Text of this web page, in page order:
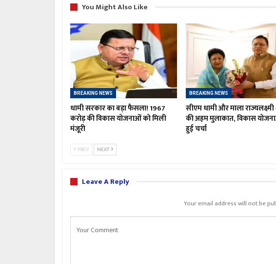
You Might Also Like
BREAKING NEWS
धामी सरकार का बड़ा फैसला! 1967
करोड़ की विकास योजनाओं को मिली
मंजूरी
BREAKING NEWS
सीएम धामी और माला
की अहम मुलाकात, विकास
हुई चर्चा
PREV NEXT
Leave A Reply
Your email address will not be